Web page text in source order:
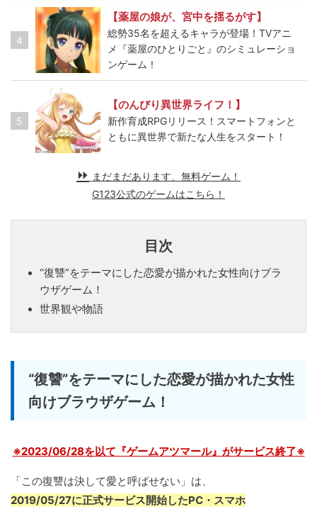
4
【薬屋の娘が、宮中を揺るがす】
総勢35名を超えるキャラが登場！TVアニ
メ『薬屋のひとりごと』のシミュレーショ
ンゲーム！
5
【のんびり異世界ライフ！】
新作育成RPGリリース！スマートフォンと
ともに異世界で新たな人生をスタート！
まだまだあります、無料ゲーム！
G123公式のゲームはこちら！
目次
“復讐”をテーマにした恋愛が描かれた女性向けブラ
ウザゲーム！
世界観や物語
“復讐”をテーマにした恋愛が描かれた女性
向けブラウザゲーム！
※2023/06/28を以て『ゲームアツマール』がサービス終了※
「この復讐は決して愛と呼ばせない」は、
2019/05/27に正式サービス開始したPC・スマホ